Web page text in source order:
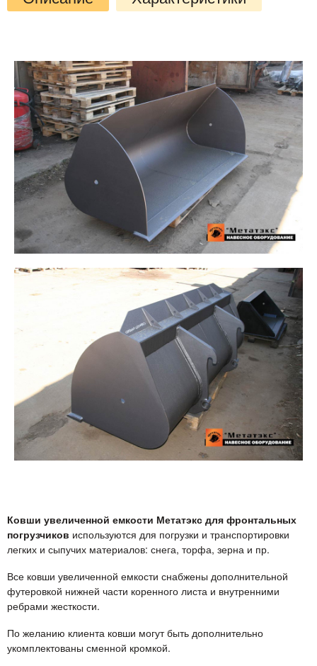
Ковши увеличенной емкости Метатэкс для фронтальных
погрузчиков используются для погрузки и транспортировки
легких и сыпучих материалов: снега, торфа, зерна и пр.
Все ковши увеличенной емкости снабжены дополнительной
футеровкой нижней части коренного листа и внутренними
ребрами жесткости.
По желанию клиента ковши могут быть дополнительно
укомплектованы сменной кромкой.